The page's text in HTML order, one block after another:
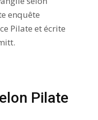
enquête
Pilate et écrite
Pilate